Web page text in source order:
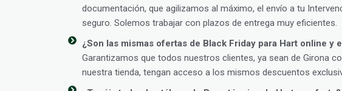
documentación, que agilizamos al máximo, el envío a tu
seguro. Solemos trabajar con plazos de entrega muy eficientes.
¿Son las mismas ofertas de Black Friday para Hart online y
Garantizamos que todos nuestros clientes, ya sean de Girona
nuestra tienda, tengan acceso a los mismos descuentos